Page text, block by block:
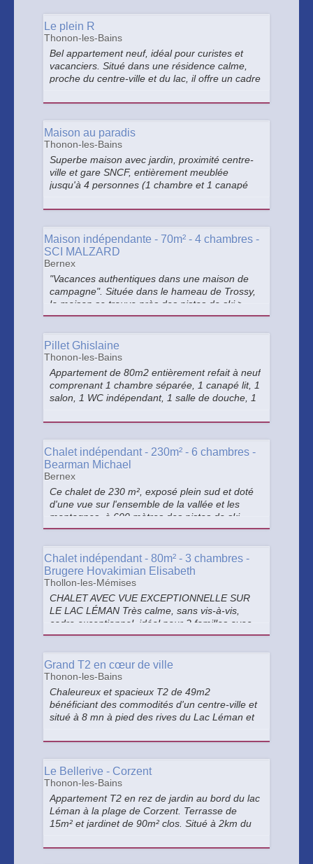
Le plein R
Thonon-les-Bains
Bel appartement neuf, idéal pour curistes et
vacanciers. Situé dans une résidence calme,
proche du centre-ville et du lac, il offre un cadre
Maison au paradis
Thonon-les-Bains
Superbe maison avec jardin, proximité centre-
ville et gare SNCF, entièrement meublée
jusqu'à 4 personnes (1 chambre et 1 canapé
climatisation, TV, Wifi gratuit, salon de jardin, ...
Maison indépendante - 70m² - 4 chambres -
SCI MALZARD
Bernex
"Vacances authentiques dans une maison de
campagne". Située dans le hameau de Trossy,
la maison se trouve près des pistes de ski >
Pillet Ghislaine
Thonon-les-Bains
Appartement de 80m2 entièrement refait à neuf
comprenant 1 chambre séparée, 1 canapé lit, 1
salon, 1 WC indépendant, 1 salle de douche, 1
parking privé et fermé, jardin, wifi, linge de lit et
Chalet indépendant - 230m² - 6 chambres -
Bearman Michael
Bernex
Ce chalet de 230 m², exposé plein sud et doté
d'une vue sur l'ensemble de la vallée et les
montagnes, à 600 mètres des pistes de ski,
peut accueillir jusqu'à 18 personnes, tout en
Chalet indépendant - 80m² - 3 chambres -
Brugere Hovakimian Elisabeth
Thollon-les-Mémises
CHALET AVEC VUE EXCEPTIONNELLE SUR
LE LAC LÉMAN Très calme, sans vis-à-vis,
cadre exceptionnel, idéal pour 2 familles avec
enfants, loué pour 9 personnes maximum. >
Grand T2 en cœur de ville
Thonon-les-Bains
Chaleureux et spacieux T2 de 49m2
bénéficiant des commodités d'un centre-ville et
situé à 8 mn à pied des rives du Lac Léman et
ski.
Le Bellerive - Corzent
Thonon-les-Bains
Appartement T2 en rez de jardin au bord du lac
Léman à la plage de Corzent. Terrasse de
15m² et jardinet de 90m² clos. Situé à 2km du
cyclable à proximité et arrêt de bus à 100m.